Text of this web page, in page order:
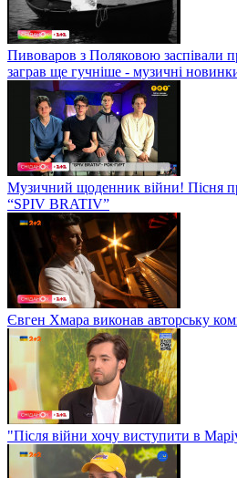
Пивоваров з Поляковою заспівали
заграв ще гучніше - музичні
Музичний щоденник війни! Пісня
“SPIV BRATIV”
Євген Хмара виконав авторську
"Після війни хочу виступити в